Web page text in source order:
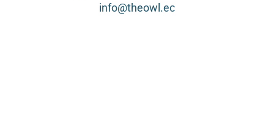
info@theowl.ec